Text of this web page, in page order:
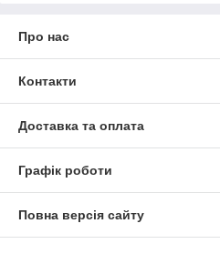
Про нас
Контакти
Доставка та оплата
Графік роботи
Повна версія сайту